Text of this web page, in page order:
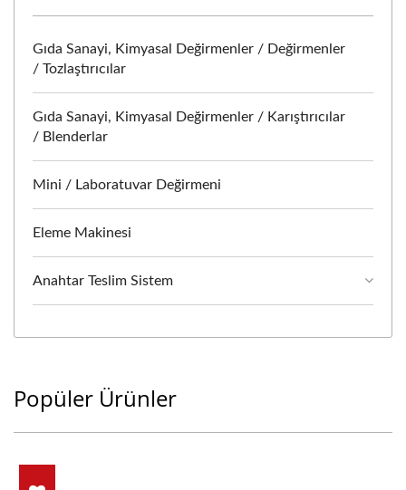
Gıda Sanayi, Kimyasal Değirmenler / Değirmenler
/ Tozlaştırıcılar
Gıda Sanayi, Kimyasal Değirmenler / Karıştırıcılar
/ Blenderlar
Mini / Laboratuvar Değirmeni
Eleme Makinesi
Anahtar Teslim Sistem
Popüler Ürünler